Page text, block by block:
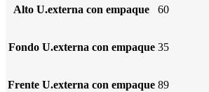
Alto U.externa con empaque 60
Fondo U.externa con empaque 35
Frente U.externa con empaque 89